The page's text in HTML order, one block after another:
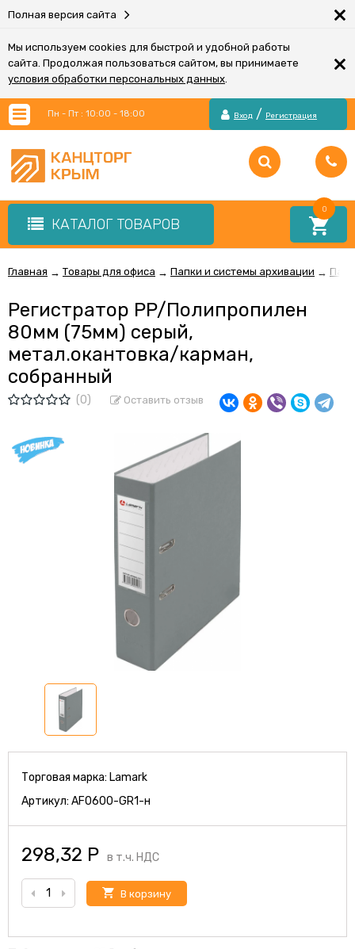
Полная версия сайта ×
Мы используем cookies для быстрой и удобной работы
сайта. Продолжая пользоваться сайтом, вы принимаете
условия обработки персональных данных.
×
Пн - Пт : 10:00 - 18:00 Вход / Регистрация
КАТАЛОГ ТОВАРОВ
0
Главная → Товары для офиса → Папки и системы архивации →
Регистратор PP/Полипропилен
80мм (75мм) серый,
метал.окантовка/карман,
собранный
(0) Оставить отзыв
Торговая марка: Lamark
Артикул: AF0600-GR1-н
298,32 Р в т.ч. НДС
В корзину